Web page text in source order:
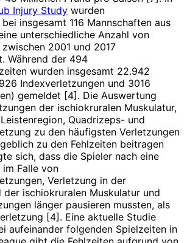
Injury Study wurden
insgesamt 116 Mannschaften aus
unterschiedliche Anzahl von
2001 und 2017
Während der 494
wurden insgesamt 22.942
Indexverletzungen und 3016
gemeldet [4]. Die Auswertung
der ischiokruralen Muskulatur,
Quadrizeps- und
zu den häufigsten Verletzungen
zu den Fehlzeiten beitragen
sich, dass die Spieler nach eine
Falle von
Verletzung in der
der ischiokruralen Mus­kulatur und
länger pausieren mussten, als
[4]. Eine aktuelle Studie
aufeinander folgenden Spielzeiten in